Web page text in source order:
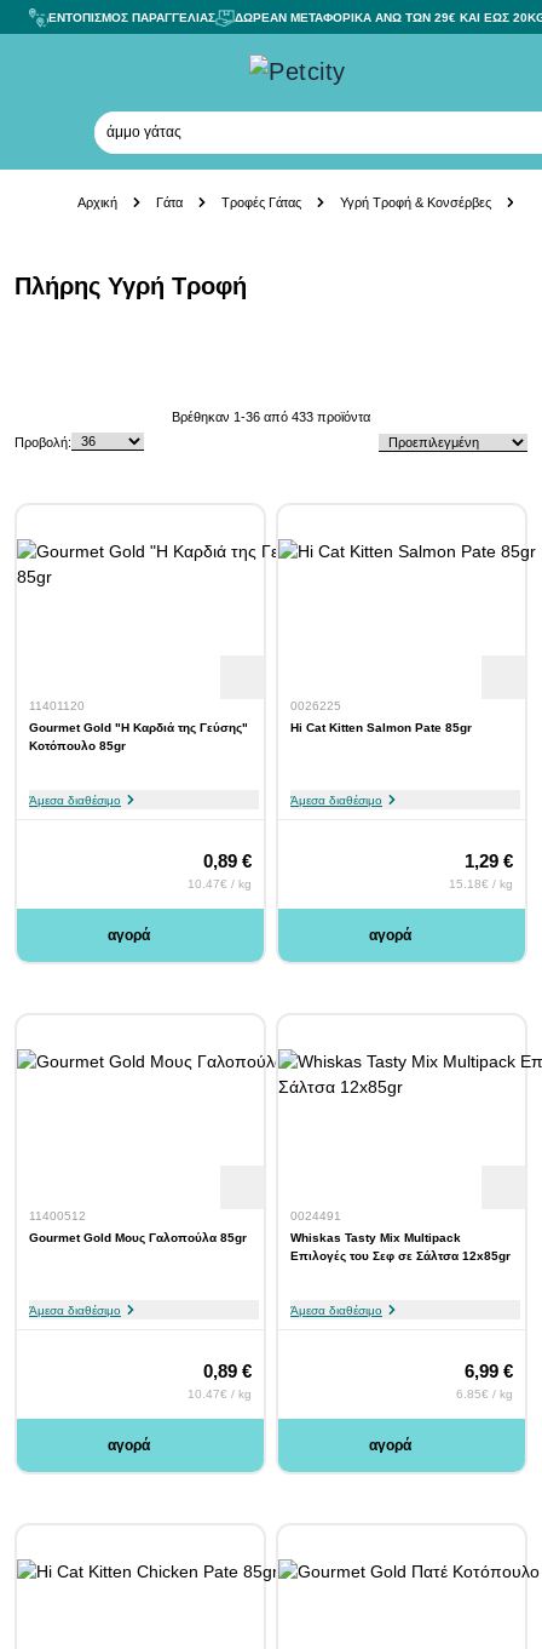
ΕΝΤΟΠΙΣΜΟΣ ΠΑΡΑΓΓΕΛΙΑΣ ΔΩΡΕΑΝ ΜΕΤΑΦΟΡΙΚΑ ΑΝΩ ΤΩΝ 29€ ΚΑΙ ΕΩΣ
κονσέ
Αρχική Γάτα Τροφές Γάτας Υγρή Τροφή & Κονσέρβες
Skip to product list
Πλήρης Υγρή Τροφή
Βρέθηκαν 1-36 από 433 προϊόντα
Προβολή:
11401120
Gourmet Gold "Η Καρδιά της Γεύσης"
Κοτόπουλο 85gr
Άμεσα διαθέσιμο
0,89 €
10.47€ / kg
αγορά
0026225
Hi Cat Kitten Salmon Pate 85gr
Άμεσα διαθέσιμο
1,29 €
15.18€ / kg
αγορά
11400512
Gourmet Gold Μους Γαλοπούλα 85gr
Άμεσα διαθέσιμο
0,89 €
10.47€ / kg
αγορά
0024491
Whiskas Tasty Mix Multipack
Επιλογές του Σεφ σε Σάλτσα 12x85gr
Άμεσα διαθέσιμο
6,99 €
6.85€ / kg
αγορά